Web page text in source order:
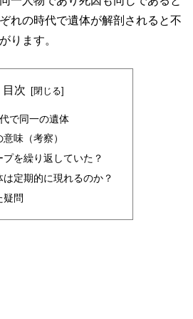
れの時代で遺体が解剖されると不
ります。
目次
で同一の遺体
味（考察）
プを繰り返していた？
は定期的に現れるのか？
疑問